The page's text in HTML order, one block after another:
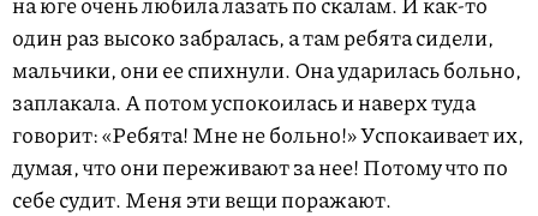
один раз высоко забралась, а там ребята сидели,
мальчики, они ее спихнули. Она ударилась больно,
заплакала. А потом успокоилась и наверх туда
говорит: «Ребята! Мне не больно!» Успокаивает их,
думая, что они переживают за нее! Потому что по
себе судит. Меня эти вещи поражают.